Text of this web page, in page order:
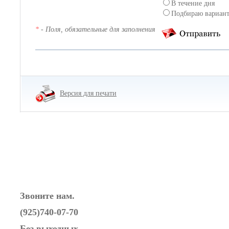
В течение дня
Подбираю
* - Поля, обязательные для заполнения
Версия для печати
Звоните нам.
(925)740-07-70